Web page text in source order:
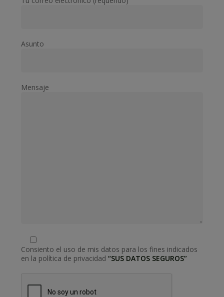
Asunto
Mensaje
Consiento el uso de mis datos para los fines indicados
en la política de privacidad“SUS DATOS SEGUROS”